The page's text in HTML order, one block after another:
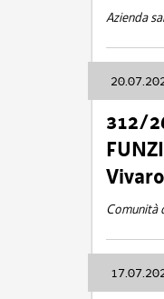
Azienda
312/
Comunità